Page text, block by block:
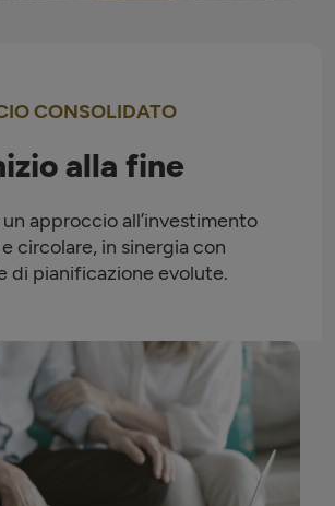
CONSOLIDATO
alla fine
approccio all’investimento
circolare, in sinergia con
di pianificazione evolute.